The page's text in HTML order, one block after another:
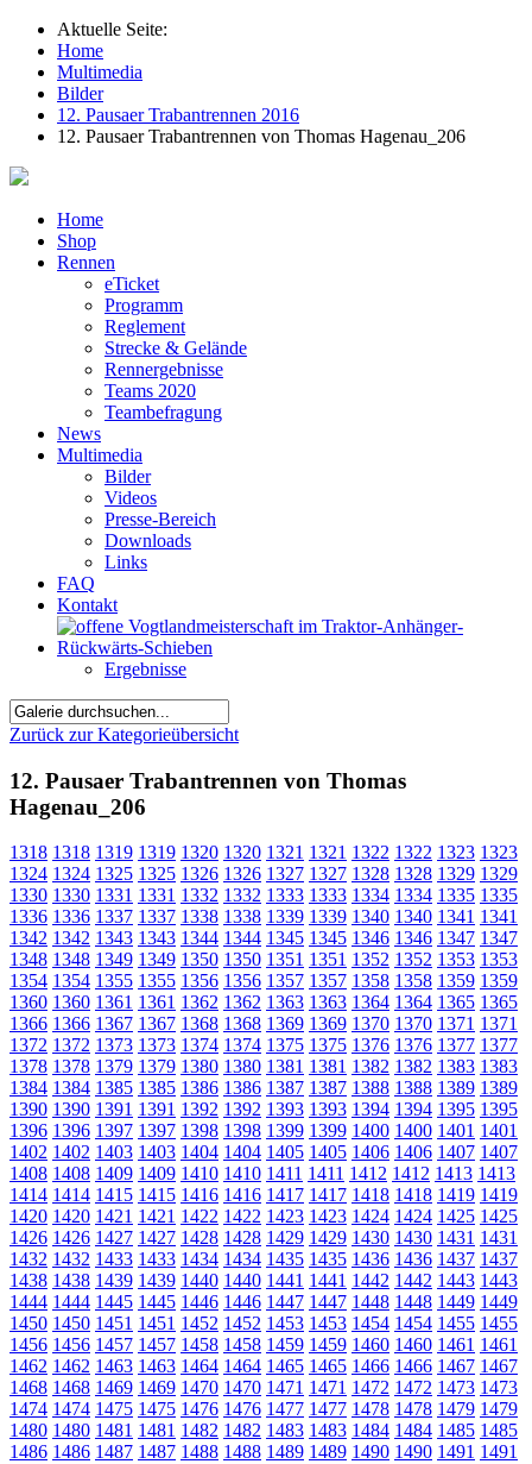
Aktuelle Seite:
Home
Multimedia
Bilder
12. Pausaer Trabantrennen 2016
12. Pausaer Trabantrennen von Thomas Hagenau_206
Home
Shop
Rennen
eTicket
Programm
Reglement
Strecke & Gelände
Rennergebnisse
Teams 2020
Teambefragung
News
Multimedia
Bilder
Videos
Presse-Bereich
Downloads
Links
FAQ
Kontakt
Ergebnisse
Zurück zur Kategorieübersicht
12. Pausaer Trabantrennen von Thomas
Hagenau_206
1318 1318 1319 1319 1320 1320 1321 1321 1322 1322 1323 1323
1324 1324 1325 1325 1326 1326 1327 1327 1328 1328 1329 1329
1330 1330 1331 1331 1332 1332 1333 1333 1334 1334 1335 1335
1336 1336 1337 1337 1338 1338 1339 1339 1340 1340 1341 1341
1342 1342 1343 1343 1344 1344 1345 1345 1346 1346 1347 1347
1348 1348 1349 1349 1350 1350 1351 1351 1352 1352 1353 1353
1354 1354 1355 1355 1356 1356 1357 1357 1358 1358 1359 1359
1360 1360 1361 1361 1362 1362 1363 1363 1364 1364 1365 1365
1366 1366 1367 1367 1368 1368 1369 1369 1370 1370 1371 1371
1372 1372 1373 1373 1374 1374 1375 1375 1376 1376 1377 1377
1378 1378 1379 1379 1380 1380 1381 1381 1382 1382 1383 1383
1384 1384 1385 1385 1386 1386 1387 1387 1388 1388 1389 1389
1390 1390 1391 1391 1392 1392 1393 1393 1394 1394 1395 1395
1396 1396 1397 1397 1398 1398 1399 1399 1400 1400 1401 1401
1402 1402 1403 1403 1404 1404 1405 1405 1406 1406 1407 1407
1408 1408 1409 1409 1410 1410 1411 1411 1412 1412 1413 1413
1414 1414 1415 1415 1416 1416 1417 1417 1418 1418 1419 1419
1420 1420 1421 1421 1422 1422 1423 1423 1424 1424 1425 1425
1426 1426 1427 1427 1428 1428 1429 1429 1430 1430 1431 1431
1432 1432 1433 1433 1434 1434 1435 1435 1436 1436 1437 1437
1438 1438 1439 1439 1440 1440 1441 1441 1442 1442 1443 1443
1444 1444 1445 1445 1446 1446 1447 1447 1448 1448 1449 1449
1450 1450 1451 1451 1452 1452 1453 1453 1454 1454 1455 1455
1456 1456 1457 1457 1458 1458 1459 1459 1460 1460 1461 1461
1462 1462 1463 1463 1464 1464 1465 1465 1466 1466 1467 1467
1468 1468 1469 1469 1470 1470 1471 1471 1472 1472 1473 1473
1474 1474 1475 1475 1476 1476 1477 1477 1478 1478 1479 1479
1480 1480 1481 1481 1482 1482 1483 1483 1484 1484 1485 1485
1486 1486 1487 1487 1488 1488 1489 1489 1490 1490 1491 1491